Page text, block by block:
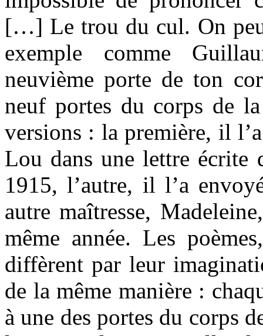
[…] Le trou du cul. On
exemple comme
neuvième porte de ton
neuf portes du corps de
versions : la première, il
Lou dans une lettre écrite
1915, l’autre, il l’a
autre maîtresse,
même année. Les
diffèrent par leur
de la même manière :
à une des portes du corps